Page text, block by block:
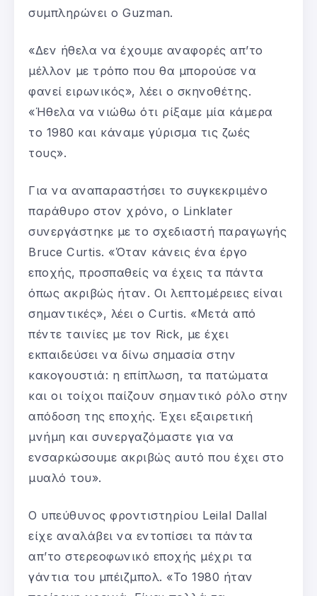
συμπληρώνει ο Guzman.
«Δεν ήθελα να έχουμε αναφορές απ’το
μέλλον με τρόπο που θα μπορούσε να
φανεί ειρωνικός», λέει ο σκηνοθέτης.
«Ήθελα να νιώθω ότι ρίξαμε μία κάμερα
το 1980 και κάναμε γύρισμα τις ζωές
τους».
Για να αναπαραστήσει το συγκεκριμένο
παράθυρο στον χρόνο, ο Linklater
συνεργάστηκε με το σχεδιαστή παραγωγής
Bruce Curtis. «Όταν κάνεις ένα έργο
εποχής, προσπαθείς να έχεις τα πάντα
όπως ακριβώς ήταν. Οι λεπτομέρειες είναι
σημαντικές», λέει ο Curtis. «Μετά από
πέντε ταινίες με τον Rick, με έχει
εκπαιδεύσει να δίνω σημασία στην
κακογουστιά: η επίπλωση, τα πατώματα
και οι τοίχοι παίζουν σημαντικό ρόλο στην
απόδοση της εποχής. Έχει εξαιρετική
μνήμη και συνεργαζόμαστε για να
ενσαρκώσουμε ακριβώς αυτό που έχει στο
μυαλό του».
Ο υπεύθυνος φροντιστηρίου Leilal Dallal
είχε αναλάβει να εντοπίσει τα πάντα
απ’το στερεοφωνικό εποχής μέχρι τα
γάντια του μπέιζμπολ. «Το 1980 ήταν